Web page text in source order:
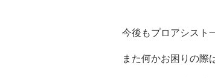
今後もプロアシスト
また何かお困りの際